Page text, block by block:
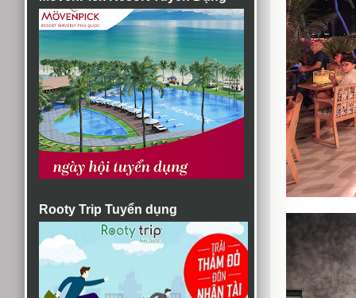
Rooty Trip Tuyển dụng